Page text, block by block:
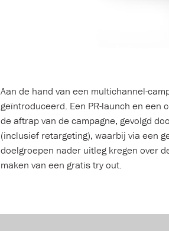
Aan de hand van een multichannel-
geïntroduceerd. Een PR-launch en een
de aftrap van de campagne, gevolgd
(inclusief retargeting), waarbij via een
doelgroepen nader uitleg kregen over
maken van een gratis try out.